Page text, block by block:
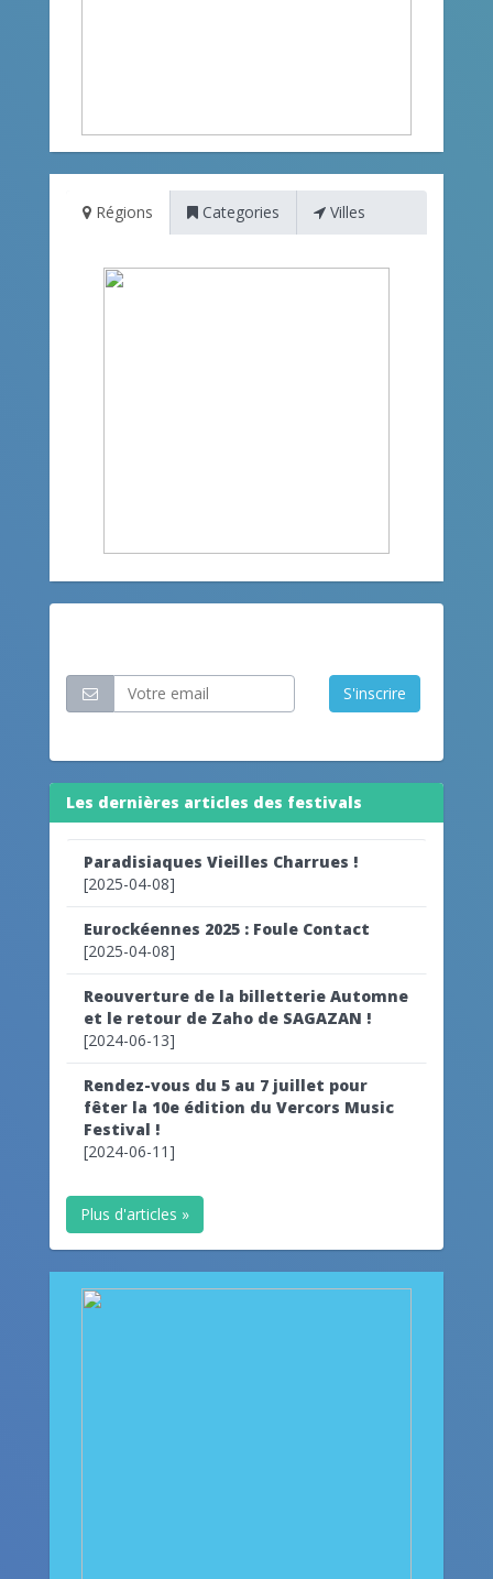
Régions Categories Villes
S'inscrire
Les dernières articles des festivals
Paradisiaques Vieilles Charrues !
[2025-04-08]
Eurockéennes 2025 : Foule Contact
[2025-04-08]
Reouverture de la billetterie Automne
et le retour de Zaho de SAGAZAN !
[2024-06-13]
Rendez-vous du 5 au 7 juillet pour
fêter la 10e édition du Vercors Music
Festival !
[2024-06-11]
Plus d'articles »